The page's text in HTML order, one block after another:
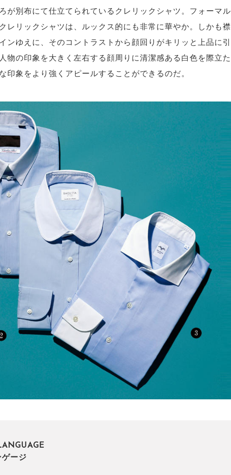
が別布にて仕立てられているクレリックシャツ。フォーマル
レリックシャツは、ルックス的にも非常に華やか。しかも襟
ンゆえに、そのコントラストから顔回りがキリッと上品に引
物の印象を大きく左右する顔周りに清潔感ある白色を際立た
印象をより強くアピールすることができるのだ。
ージ